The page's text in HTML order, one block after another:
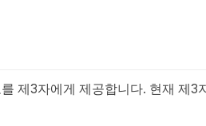
제3자에게 제공합니다. 현재 제3